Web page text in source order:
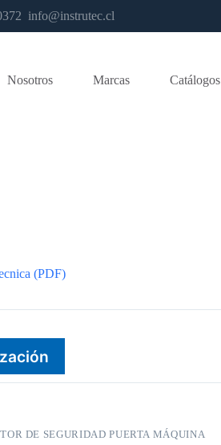
info@instrutec.cl
Nosotros Marcas Catálogos
(PDF)
DE SEGURIDAD PUERTA MÁQUINA